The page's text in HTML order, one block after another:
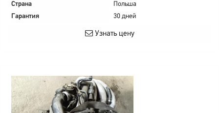
Страна
Польша
Гарантия
30 дней
Узнать цену